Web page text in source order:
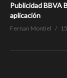
Publicidad BBVA
aplicación
Fernan Montiel